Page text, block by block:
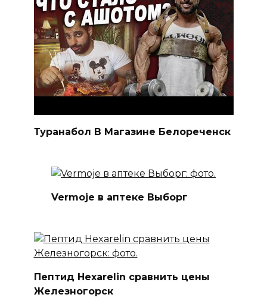
Туранабол В Магазине Белореченск
Vermoje в аптеке Выборг
Пептид Hexarelin сравнить цены
Железногорск